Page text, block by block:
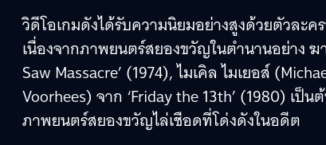
วิดีโอเกมดังได้รับความนิยมอย่างสูงด้วยตัวล
เนื่องจากภาพยนตร์สยองขวัญในตำนานอย่าง ฆ
Saw Massacre’ (1974), ไมเคิล ไมเยอส์
Voorhees) จาก ‘Friday the 13th’ (1980) เป็
ภาพยนตร์สยองขวัญไล่เชือดที่โด่งดังในอดีต